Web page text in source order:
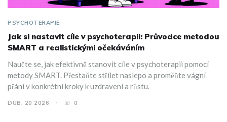
PSYCHOTERAPIE
Jak si nastavit cíle v psychoterapii: Průvodce metodou
SMART a realistickými očekáváním
Naučte se, jak efektivně stanovit cíle v psychoterapii pomocí
metody SMART. Přestaňte střílet naslepo a proměňte vágní
přání v konkrétní kroky k uzdravení a růstu.
DUB, 20 2026 0